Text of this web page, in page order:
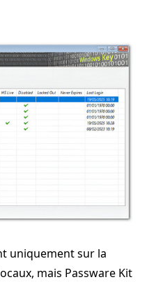
uniquement sur la
mais Passware Kit